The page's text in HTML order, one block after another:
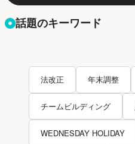
話題のキーワード
法改正 年末調整
チームビルディング
WEDNESDAY HOLIDAY